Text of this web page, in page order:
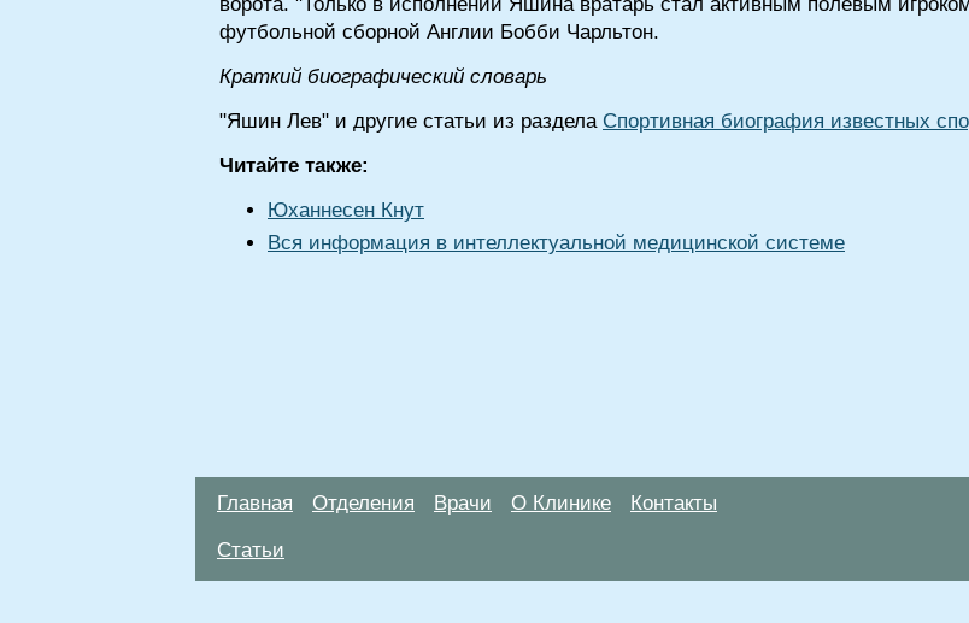
футбольной сборной Англии Бобби Чарльтон.
Краткий биографический словарь
"Яшин Лев" и другие статьи из раздела Спортивная биография известных
Читайте также:
Юханнесен Кнут
Вся информация в интеллектуальной медицинской системе
Главная Отделения Врачи О Клинике Контакты
Статьи